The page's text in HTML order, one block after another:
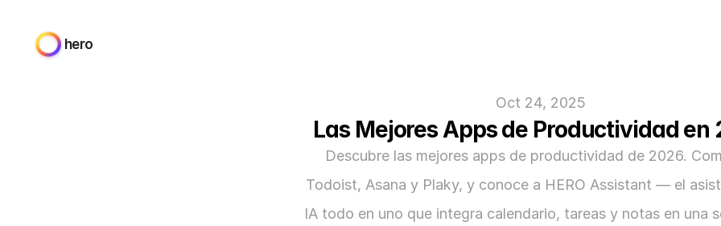
hero
Oct 24, 2025
Las Mejores Apps de Productividad en
Descubre las mejores apps de productividad de 2026.
Todoist, Asana y Plaky, y conoce a HERO Assistant — el
IA todo en uno que integra calendario, tareas y notas en una